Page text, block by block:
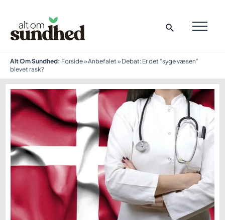
indholdet
Alt Om Sundhed: Forside»Anbefalet » Debat: Er det “syge væsen”
blevet rask?